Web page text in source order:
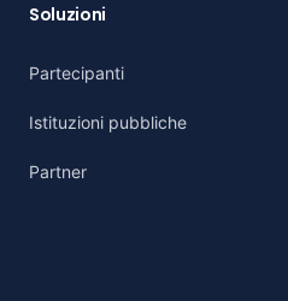
Soluzioni
Partecipanti
Istituzioni pubbliche
Partner